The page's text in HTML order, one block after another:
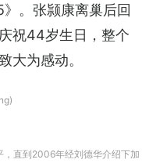
。张颕康离巢后回
祝44岁生日，整个
大为感动。
直到2006年经刘德华介绍下加